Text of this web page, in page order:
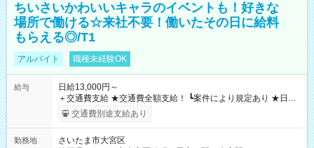
ちいさいかわいいキャラのイベントも！好きな
場所で働ける☆来社不要！働いたその日に給料
もらえる◎/T1
アルバイト 職種未経験OK
給与
日給13,000円～
＋交通費支給 ★交通費全額支給！ ┗案件により規定あり ★日払
いOK！（規定あり） ┗働いたその日に現金GET♪ お仕事後はコ
ンビニATMから 日払い分を引き落とせます！ 【試用期間】試
交通費別途支給あり
勤務地
さいたま市大宮区